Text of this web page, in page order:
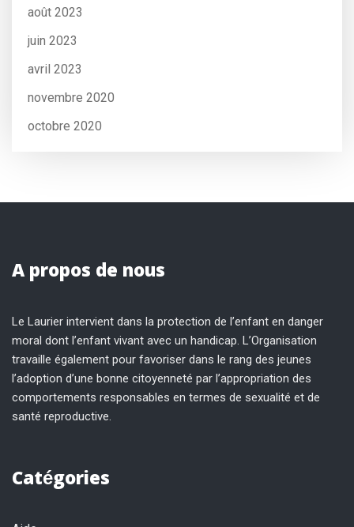
août 2023
juin 2023
avril 2023
novembre 2020
octobre 2020
A propos de nous
Le Laurier intervient dans la protection de l’enfant en danger
moral dont l’enfant vivant avec un handicap. L’Organisation
travaille également pour favoriser dans le rang des jeunes
l’adoption d’une bonne citoyenneté par l’appropriation des
comportements responsables en termes de sexualité et de
santé reproductive.
Catégories